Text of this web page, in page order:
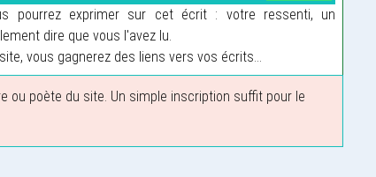
pourrez exprimer sur cet écrit : votre ressenti, un
dire que vous l'avez lu.
vous gagnerez des liens vers vos écrits...
poète du site. Un simple inscription suffit pour le